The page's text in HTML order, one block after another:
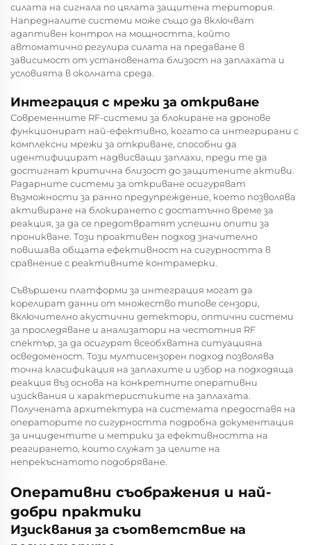
силата на сигнала по цялата защитена територия.
Напредналите системи може също да включват
адаптивен контрол на мощността, който
автоматично регулира силата на предаване в
зависимост от установената близост на заплахата и
условията в околната среда.
Интеграция с мрежи за откриване
Современните RF-системи за блокиране на дронове
функционират най-ефективно, когато са интегрирани с
комплексни мрежи за откриване, способни да
идентифицират надвисващи заплахи, преди те да
достигнат критична близост до защитените активи.
Радарните системи за откриване осигуряват
възможности за ранно предупреждение, което позволява
активиране на блокирането с достатъчно време за
реакция, за да се предотвратят успешни опити за
проникване. Този проактивен подход значително
повишава общата ефективност на сигурността в
сравнение с реактивните контрамерки.
Съвършени платформи за интеграция могат да
корелират данни от множество типове сензори,
включително акустични детектори, оптични системи
за проследяване и анализатори на честотния RF
спектър, за да осигурят всеобхватна ситуацияна
осведоменост. Този мултисензорен подход позволява
точна класификация на заплахите и избор на подходяща
реакция въз основа на конкретните оперативни
изисквания и характеристиките на заплахата.
Получената архитектура на системата предоставя на
операторите по сигурността подробна документация
за инцидентите и метрики за ефективността на
реагирането, които служат за целите на
непрекъснатото подобряване.
Оперативни съображения и най-
добри практики
Изисквания за съответствие на